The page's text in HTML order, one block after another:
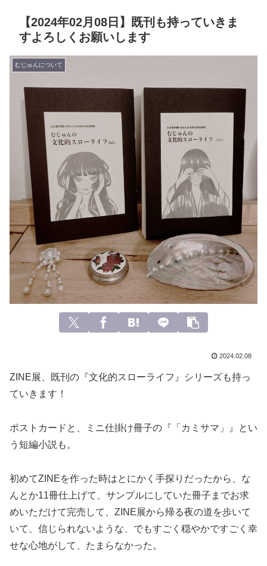
【2024年02月08日】既刊も持っていきま
すよろしくお願いします
むじゅんについて
2024.02.08
ZINE展、既刊の『文化的スローライフ』シリーズも持っ
ていきます！
ポストカードと、ミニ仕掛け冊子の『「カミサマ」』とい
う短編小説も。
初めてZINEを作った時はとにかく手探りだったから、な
んとか11冊仕上げて、サンプルにしていた冊子までお求
めいただけて完売して、ZINE展から帰る夜の道を歩いて
いて、信じられないような、でもすごく穏やかですごく幸
せな心地がして、たまらなかった。